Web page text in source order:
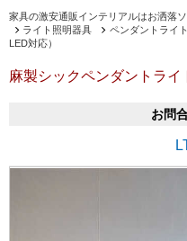
家具の激安通販インテリアルはお洒落
ライト照明器具
ペンダントライト
LED対応）
麻製シックペンダントライ
お問